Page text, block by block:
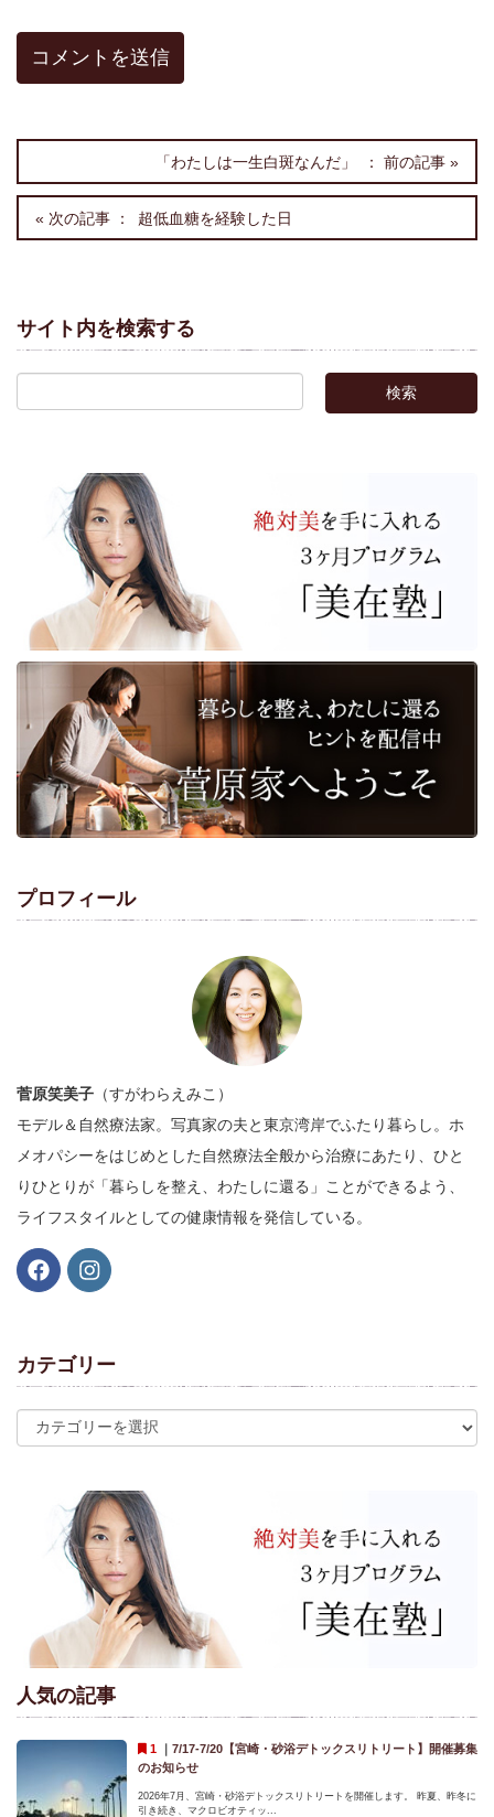
「わたしは一生白斑なんだ」
超低血糖を経験した日
サイト内を検索する
プロフィール
菅原笑美子 （すがわらえみこ）
モデル＆自然療法家。写真家の夫と東京湾岸でふたり暮らし。ホ
メオパシーをはじめとした自然療法全般から治療にあたり、ひと
りひとりが「暮らしを整え、わたしに還る」ことができるよう、
ライフスタイルとしての健康情報を発信している。
カテゴリー
人気の記事
｜ 7/17-7/20【宮崎・砂浴デトックスリトリート】開催募集
のお知らせ
2026年7月、宮崎・砂浴デトックスリトリートを開催します。 昨夏、昨冬に
引き続き、マクロビオティッ...